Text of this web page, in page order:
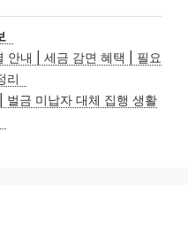
안내 | 세금 감면 혜택 | 필요
리
벌금 미납자 대체 집행 생활